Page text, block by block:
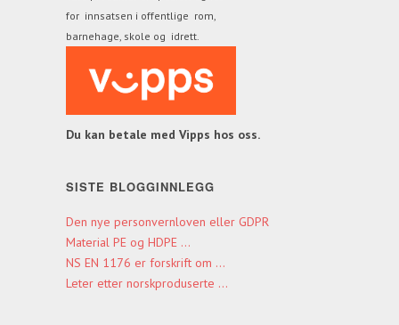
for innsatsen i offentlige rom,
barnehage, skole og idrett.
Du kan betale med Vipps hos oss.
SISTE BLOGGINNLEGG
Den nye personvernloven eller GDPR
Material PE og HDPE ...
NS EN 1176 er forskrift om ...
Leter etter norskproduserte ...